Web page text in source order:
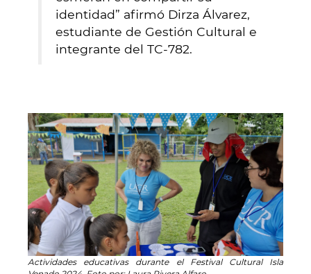
identidad” afirmó Dirza Álvarez,
estudiante de Gestión Cultural e
integrante del TC-782.
Actividades educativas durante el Festival Cultural Isla